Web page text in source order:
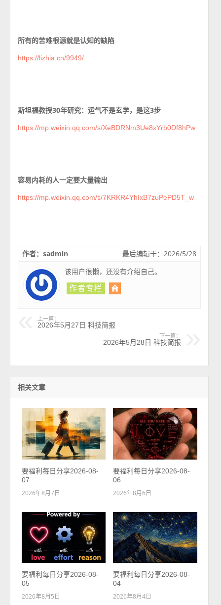
所有的苦难根源就是认知的缺陷
https://lizhia.cn/9949/
斯坦福教授30年研究：运气不是玄学，是这3步
https://mp.weixin.qq.com/s/XeBDRNm3Ue8xYrb0Df8hPw
容易内耗的人一定要大量输出
https://mp.weixin.qq.com/s/7KRKR4YhIxB7zuPePD5T_w
最后编辑于：2026/5/28
作者：sadmin
该用户很懒，还没有介绍自己。
上一篇：
2026年5月27日 科技简报
下一篇：
2026年5月28日 科技简报
相关文章
要福利每日分享2026-08-
07
2026年8月7日
要福利每日分享2026-08-
06
2026年8月6日
要福利每日分享2026-08-
05
2026年8月5日
要福利每日分享2026-08-
04
2026年8月4日